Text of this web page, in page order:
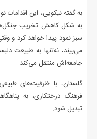
به گفته نیکویی، این
به شکل کاهش تخریب
سبز نمود پیدا خواهد کرد و
می‌بیند، نه‌تنها به طبیعت
جامعه‌اش منتقل می‌کند.
گلستان، با ظرفیت‌های
فرهنگ درختکاری، به
تبدیل شود.